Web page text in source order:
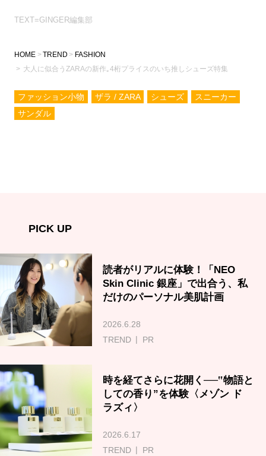
TEXT=GINGER編集部
HOME TREND
FASHION
大人に似合うZARAの新作｡4桁プライスのいち推しシューズ特集
ファッション小物 ザラ / ZARA シューズ
スニーカー
サンダル
PICK UP
読者がリアルに体験！「NEO
Skin Clinic 銀座」で出合う、私
だけのパーソナル美肌計画
2026.6.28
TREND
PR
時を経てさらに花開く──‟物語と
しての香り”を体験〈メゾン ド
ラズィ〉
2026.6.17
TREND
PR